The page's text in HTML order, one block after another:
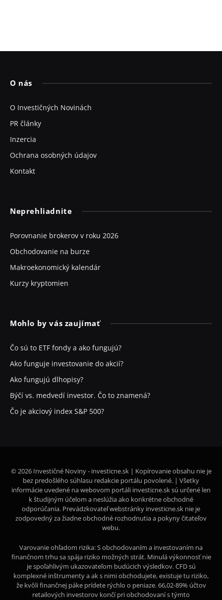
O nás
O Investičných Novinách
PR články
Inzercia
Ochrana osobných údajov
Kontakt
Neprehliadnite
Porovnanie brokerov v roku 2026
Obchodovanie na burze
Makroekonomický kalendár
Kurzy kryptomien
Mohlo by vás zaujímať
Čo sú to ETF fondy a ako fungujú?
Ako funguje investovanie do akcií?
Ako fungujú dlhopisy?
Býčí vs. medvedí investor. Čo to znamená?
Čo je akciový index S&P 500?
© 2026 Investičné Noviny - investicne.sk | Kopírovanie obsahu nie je
bez predošlého súhlasu redakcie portálu povolené. | Všetky
informácie uvedené na webovom portáli investicne.sk sú určené len
k študijným účelom a neslúžia ako konkrétne obchodné
odporúčania. Prevádzkovateľ webstránky investicne.sk nie je
zodpovedný za žiadne obchodné rozhodnutia a pokyny čitateľov
webu.
Varovanie ohľadom rizika: S obchodovaním a investovaním na
finančnom trhu sa spája riziko možných strát. Minulá výkonnosť nie
je spoľahlivým ukazovateľom budúcich výsledkov. CFD sú
komplexné inštrumenty a ak s nimi obchodujete, existuje tu riziko,
že kvôli finančnej páke prídete rýchlo o peniaze. 66,02-89% účtov
retailových investorov končí pri obchodovaní s týmto